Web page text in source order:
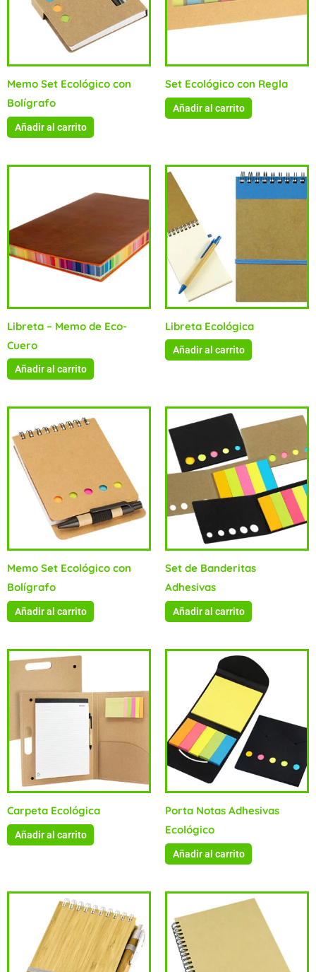
Memo Set Ecológico con
Bolígrafo
Añadir al carrito
Set Ecológico con Regla
Añadir al carrito
Libreta – Memo de Eco-
Cuero
Añadir al carrito
Libreta Ecológica
Añadir al carrito
Memo Set Ecológico con
Bolígrafo
Añadir al carrito
Set de Banderitas
Adhesivas
Añadir al carrito
Carpeta Ecológica
Añadir al carrito
Porta Notas Adhesivas
Ecológico
Añadir al carrito